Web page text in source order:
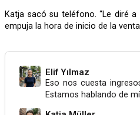
Katja sacó su teléfono. “Le diré a Lukas que estamos down. Elif,
empuja la hora de inicio de la
Elif Yılmaz
Eso nos cuesta
Estamos hablando de